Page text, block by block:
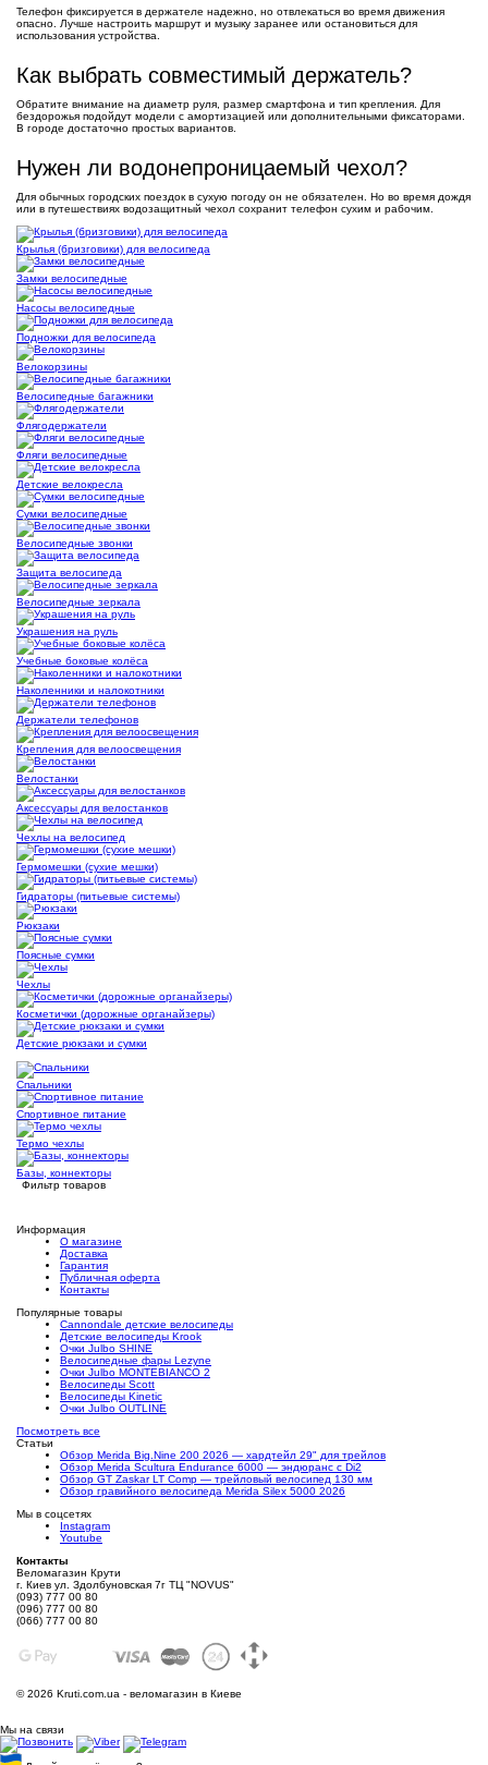
Телефон фиксируется в держателе надежно, но отвлекаться во время движения
опасно. Лучше настроить маршрут и музыку заранее или остановиться для
использования устройства.
Как выбрать совместимый держатель?
Обратите внимание на диаметр руля, размер смартфона и тип крепления. Для
бездорожья подойдут модели с амортизацией или дополнительными фиксаторами.
В городе достаточно простых вариантов.
Нужен ли водонепроницаемый чехол?
Для обычных городских поездок в сухую погоду он не обязателен. Но во время дождя
или в путешествиях водозащитный чехол сохранит телефон сухим и рабочим.
Крылья (бризговики) для велосипеда
Замки велосипедные
Насосы велосипедные
Подножки для велосипеда
Велокорзины
Велосипедные багажники
Флягодержатели
Фляги велосипедные
Детские велокресла
Сумки велосипедные
Велосипедные звонки
Защита велосипеда
Велосипедные зеркала
Украшения на руль
Учебные боковые колёса
Наколенники и налокотники
Держатели телефонов
Крепления для велоосвещения
Велостанки
Аксессуары для велостанков
Чехлы на велосипед
Гермомешки (сухие мешки)
Гидраторы (питьевые системы)
Рюкзаки
Поясные сумки
Чехлы
Косметички (дорожные органайзеры)
Детские рюкзаки и сумки
Спальники
Спортивное питание
Термо чехлы
Базы, коннекторы
Фильтр товаров
Информация
О магазине
Доставка
Гарантия
Публичная оферта
Контакты
Популярные товары
Cannondale детские велосипеды
Детские велосипеды Krook
Очки Julbo SHINE
Велосипедные фары Lezyne
Очки Julbo MONTEBIANCO 2
Велосипеды Scott
Велосипеды Kinetic
Очки Julbo OUTLINE
Посмотреть все
Статьи
Обзор Merida Big.Nine 200 2026 — хардтейл 29" для трейлов
Обзор Merida Scultura Endurance 6000 — эндюранс с Di2
Обзор GT Zaskar LT Comp — трейловый велосипед 130 мм
Обзор гравийного велосипеда Merida Silex 5000 2026
Мы в соцсетях
Instagram
Youtube
Контакты
Веломагазин Крути
г. Киев ул. Здолбуновская 7г ТЦ "NOVUS"
(093) 777 00 80
(096) 777 00 80
(066) 777 00 80
©2026 Kruti.com.ua - веломагазин в Киеве
Мы на связи